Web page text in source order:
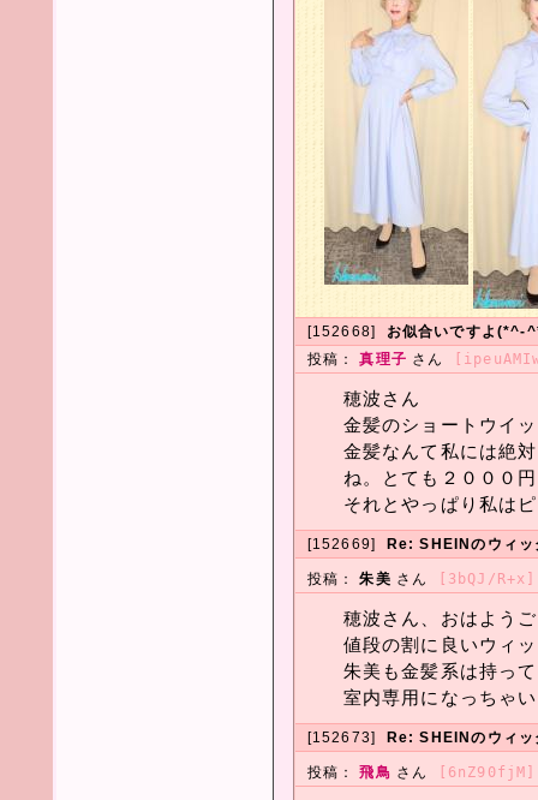
[152668]
お似合いですよ(*^-
投稿：真理子 さん
穂波さん
金髪のショートウイ
金髪なんて私には絶
ね。とても２０００
それとやっぱり私は
[152669] Re: SHEINのウィッ
投稿：朱美 さん [3bQJ/R+x]
穂波さん、おはよう
値段の割に良いウィ
朱美も金髪系は持っ
室内専用になっちゃ
[152673] Re: SHEINのウィッ
投稿：飛鳥 さん [6nZ90fjM]